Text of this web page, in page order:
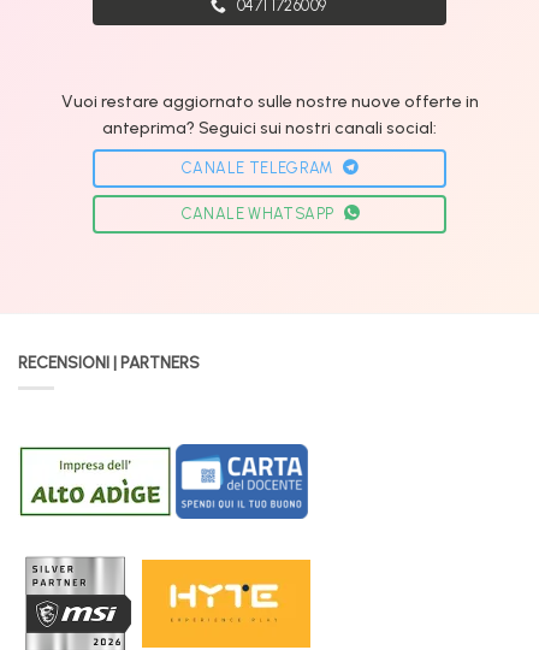
0471 1726009
Vuoi restare aggiornato sulle nostre nuove offerte in
anteprima? Seguici sui nostri canali social:
CANALE TELEGRAM
CANALE WHATSAPP
RECENSIONI | PARTNERS